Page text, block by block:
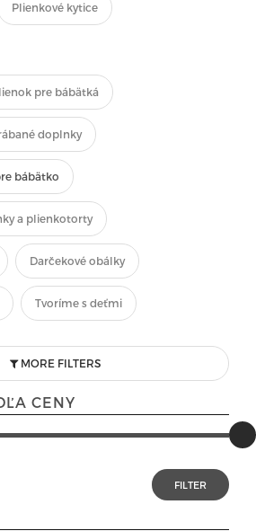
Plienkové kytice
pre bábätká
doplnky
bábätko
a plienkotorty
Darčekové obálky
Tvoríme s deťmi
MORE FILTERS
CENY